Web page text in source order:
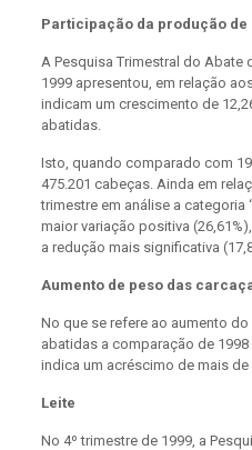
Participação da produção de
A Pesquisa Trimestral do Abate
1999 apresentou, em relação
indicam um crescimento de
abatidas.
Isto, quando comparado com
475.201 cabeças. Ainda em
trimestre em análise a categoria
maior variação positiva
a redução mais significativa
Aumento de peso das
No que se refere ao aumento
abatidas a comparação de
indica um acréscimo de mais de
Leite
No 4º trimestre de 1999, a